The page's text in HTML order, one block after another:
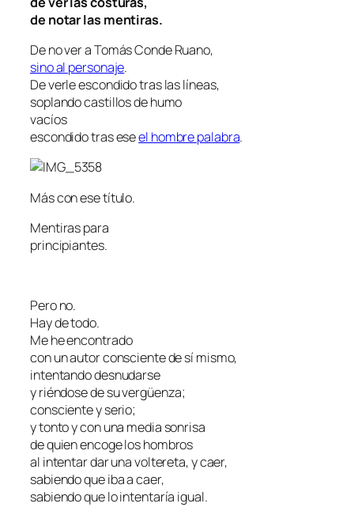
de notar las mentiras.
De no ver a Tomás Conde Ruano,
sino al personaje.
De verle escondido tras las líneas,
soplando castillos de humo
vacíos
escondido tras eseel hombre palabra.
Más con ese título.
Mentiras para
principiantes.
Pero no.
Hay de todo.
Me he encontrado
con un autor consciente de sí mismo,
intentando desnudarse
y riéndose de su vergüenza;
consciente y serio;
y tonto y con una media sonrisa
de quien encoge los hombros
al intentar dar una voltereta, y caer,
sabiendo que iba a caer,
sabiendo que lo intentaría igual.